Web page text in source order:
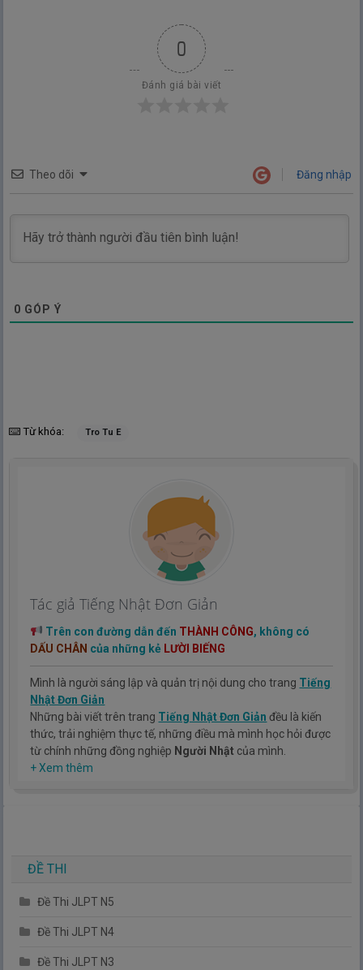
0
Đánh giá bài viết
Theo dõi Đăng nhập
0 GÓP Ý
Từ khóa: Tro Tu E
Tác giả Tiếng Nhật Đơn Giản
Trên con đường dẫn đến THÀNH CÔNG, không có
DẤU CHÂN của những kẻ LƯỜI BIẾNG
Mình là người sáng lập và quản trị nội dung cho trang Tiếng
Nhật Đơn Giản
Những bài viết trên trang Tiếng Nhật Đơn Giản đều là kiến
thức, trải nghiệm thực tế, những điều mà mình học hỏi được
từ chính những đồng nghiệp Người Nhật của mình.
Hy vọng rằng kinh nghiệm mà mình có được sẽ giúp các bạn
+ Xem thêm
ĐỀ THI
Đề Thi JLPT N5
Đề Thi JLPT N4
Đề Thi JLPT N3